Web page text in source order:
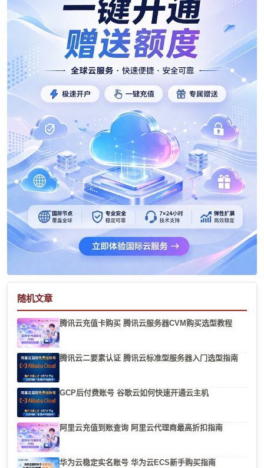
随机文章
腾讯云充值卡购买 腾讯云服务器CVM购买选型教程
腾讯云二要素认证 腾讯云标准型服务器入门选型指南
GCP后付费账号 谷歌云如何快速开通云主机
阿里云充值到账查询 阿里云代理商最高折扣指南
华为云稳定实名账号 华为云ECS新手购买指南